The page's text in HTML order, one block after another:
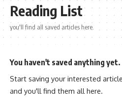
Reading List
you'll find all saved articles here.
You haven't saved anything yet.
Start saving your interested
and you'll find them all here.